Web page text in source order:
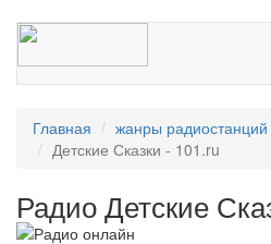
Главная жанры радиостанций
Детские Сказки - 101.ru
Радио Детские